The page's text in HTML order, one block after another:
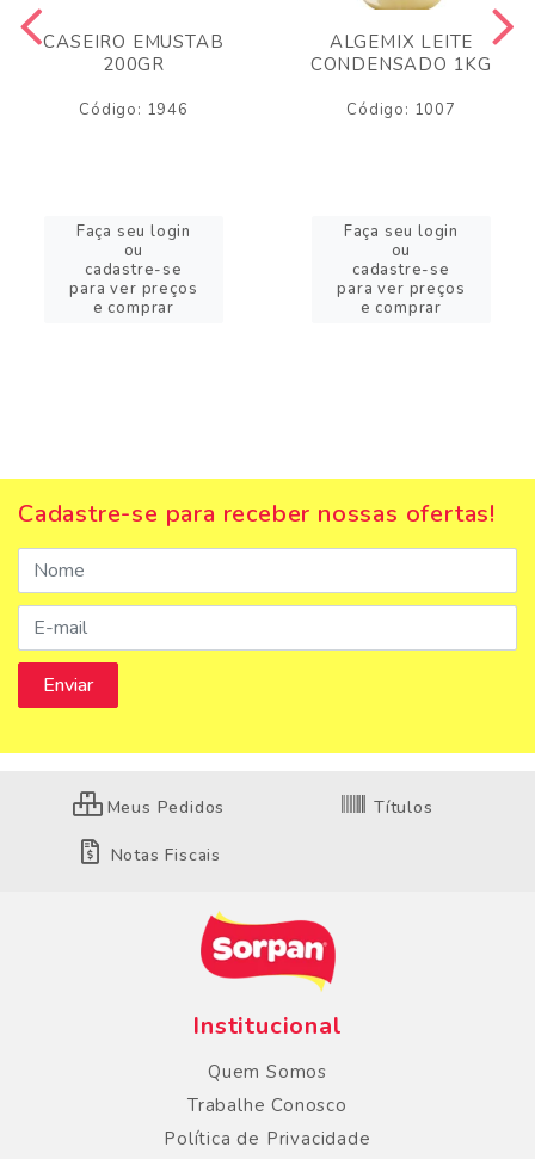
CASEIRO EMUSTAB
200GR
Código: 1946
Faça seu login
ou
cadastre-se
para ver preços
e comprar
ALGEMIX LEITE
CONDENSADO 1KG
Código: 1007
Faça seu login
ou
cadastre-se
para ver preços
e comprar
Cadastre-se para receber nossas ofertas!
Meus Pedidos Títulos
Notas Fiscais
Institucional
Quem Somos
Trabalhe Conosco
Política de Privacidade